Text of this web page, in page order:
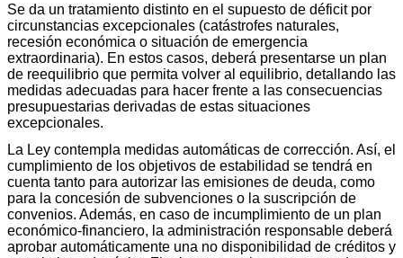
Se da un tratamiento distinto en el supuesto de déficit por
circunstancias excepcionales (catástrofes naturales,
recesión económica o situación de emergencia
extraordinaria). En estos casos, deberá presentarse un plan
de reequilibrio que permita volver al equilibrio, detallando las
medidas adecuadas para hacer frente a las consecuencias
presupuestarias derivadas de estas situaciones
excepcionales.
La Ley contempla medidas automáticas de corrección. Así, el
cumplimiento de los objetivos de estabilidad se tendrá en
cuenta tanto para autorizar las emisiones de deuda, como
para la concesión de subvenciones o la suscripción de
convenios. Además, en caso de incumplimiento de un plan
económico-financiero, la administración responsable deberá
aprobar automáticamente una no disponibilidad de créditos y